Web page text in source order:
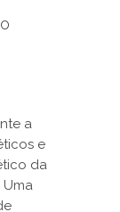
a
e
da
Uma